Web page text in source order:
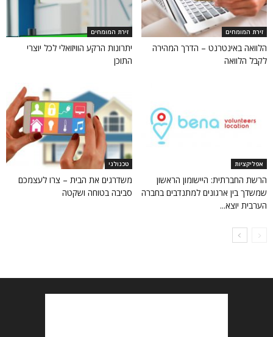
זירת המומחים
הלוואה באינטרנט – הדרך המהירה
לקבל הלוואה
זירת המומחים
יתרונות הרקע הוויזואלי לכל יוצרי
התוכן
אפליקציות
הרשת החברתית: היישומון הראשון
שמשדך בין ארגונים למתנדבים בחברה
הערבית יוצא...
טכנולגי
משדרגים את הבית – צרו לעצמכם
סביבה בטוחה ושקטה